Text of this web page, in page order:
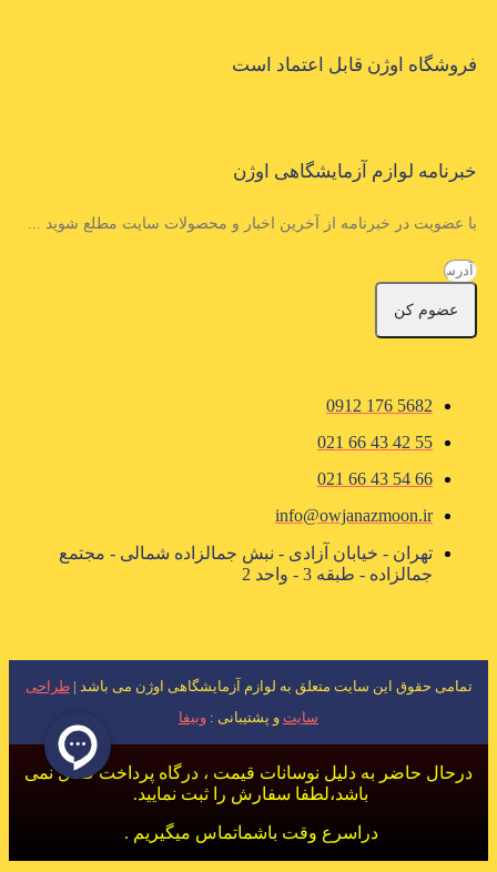
فروشگاه اوژن قابل اعتماد است
خبرنامه لوازم آزمایشگاهی اوژن
با عضویت در خبرنامه از آخرین اخبار و محصولات سایت مطلع شوید ...
عضوم کن
5682 176 0912
55 42 43 66 021
66 54 43 66 021
info@owjanazmoon.ir
تهران - خیابان آزادی - نبش جمالزاده شمالی - مجتمع
جمالزاده - طبقه 3 - واحد 2
تمامی حقوق این سایت متعلق به لوازم آزمایشگاهی اوژن می باشد |طراحی
سایت و پشتیبانی : وبیفا
درحال حاضر به دلیل نوسانات قیمت ، درگاه پرداخت فعال نمی
باشد،لطفا سفارش را ثبت نمایید.
دراسرع وقت باشماتماس میگیریم .